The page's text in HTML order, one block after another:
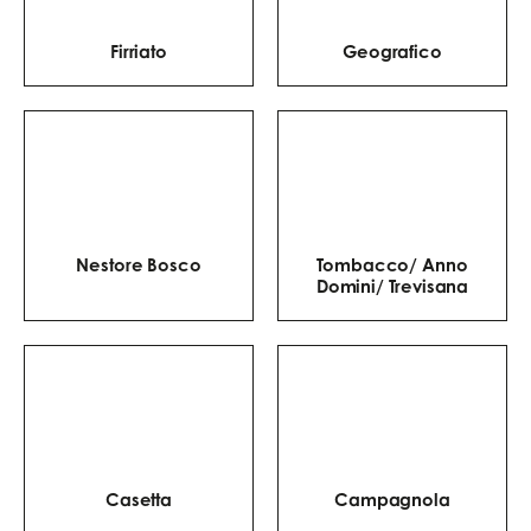
Firriato Geografico
Nestore Bosco
Tombacco/ Anno
Domini/ Trevisana
Casetta Campagnola